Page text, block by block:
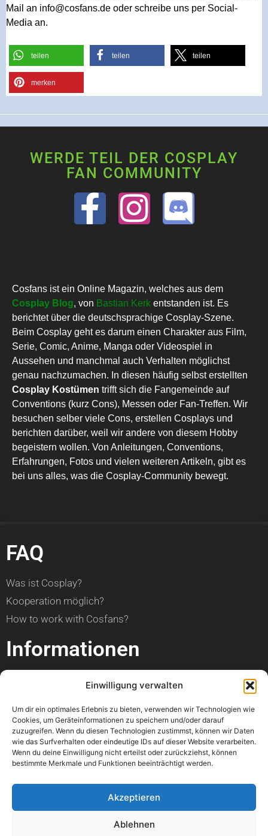
Einwilligung verwalten
Um dir ein optimales Erlebnis zu bieten, verwenden wir Technologien wie
Cookies, um Geräteinformationen zu speichern und/oder darauf
zuzugreifen. Wenn du diesen Technologien zustimmst, können wir Daten
wie das Surfverhalten oder eindeutige IDs auf dieser Website verarbeiten.
Wenn du deine Einwilligung nicht erteilst oder zurückziehst, können
bestimmte Merkmale und Funktionen beeinträchtigt werden.
Akzeptieren
Ablehnen
Mail an info@cosfans.de oder schreibe uns per Social-
Media an.
teilen teilen teilen
merken
WERDE TEIL DER COSPLAY
FAN COMMUNITY
Cosfans ist ein Online Magazin, welches aus dem
Cosplay Blog, von Bastian Kerk entstanden ist. Es
berichtet über die deutschsprachige Cosplay-Szene.
Beim Cosplay geht es darum einen Charakter aus Film,
Serie, Comic, Anime, Manga oder Videospiel in
Aussehen und manchmal auch Verhalten möglichst
genau nachzumachen. In diesen häufig selbst erstellten
Cosplay Kostümen trifft sich die Fangemeinde auf
Conventions (kurz Cons), Messen oder Fan-Treffen. Wir
besuchen selber viele Cons, erstellen Cosplays und
berichten darüber, weil wir andere von diesem Hobby
begeistern wollen. Von Anleitungen, Conventions,
Erfahrungen, Fotos und vielen weiteren Artikeln, gibt es
bei uns alles, was die Cosplay-Community bewegt.
FAQ
Was ist Cosplay?
Kooperation möglich?
How to work with Cosfans?
Informationen
Datenschutzerklärung
Hilfe
Wann ist mein Foto online?
Kann ich meine Con bewerben?
Wo kann ich einen Fehler melden?